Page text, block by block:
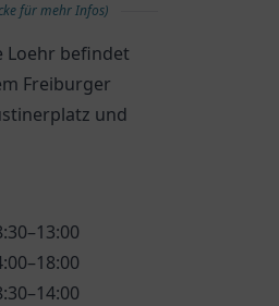
für mehr Infos)
Loehr befindet
Freiburger
und